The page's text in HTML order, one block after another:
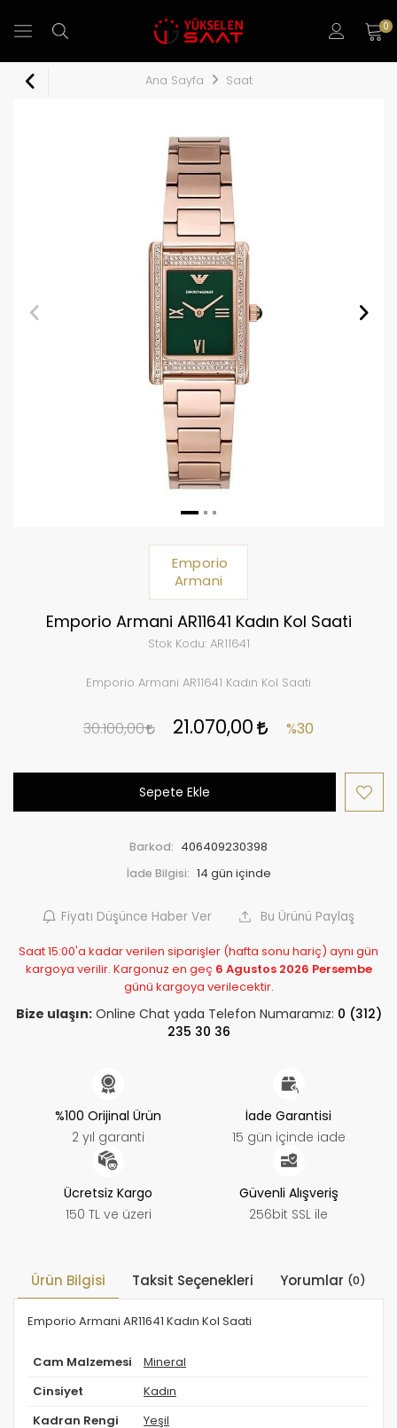
0
Ana Sayfa Saat
Emporio
Armani
Emporio Armani AR11641 Kadın Kol Saati
Stok Kodu:AR11641
Emporio Armani AR11641 Kadın Kol Saati
30.100,00 21.070,00 %30
Sepete Ekle
Barkod: 406409230398
İade Bilgisi:
Fiyatı Düşünce Haber Ver Bu Ürünü Paylaş
Saat 15:00'a kadar verilen siparişler (hafta sonu hariç) aynı gün
kargoya verilir. Kargonuz en geç 6 Agustos 2026 Persembe
günü kargoya verilecektir.
Bize ulaşın:Online Chat yada Telefon Numaramız: 0 (312)
235 30 36
%100 Orijinal Ürün
2 yıl garanti
İade Garantisi
15 gün içinde iade
Ücretsiz Kargo
150 TL ve üzeri
Güvenli Alışveriş
256bit SSL ile
Ürün Bilgisi Taksit Seçenekleri Yorumlar (0)
Emporio Armani AR11641 Kadın Kol Saati
Cam Malzemesi Mineral
Cinsiyet Kadın
Kadran Rengi Yeşil